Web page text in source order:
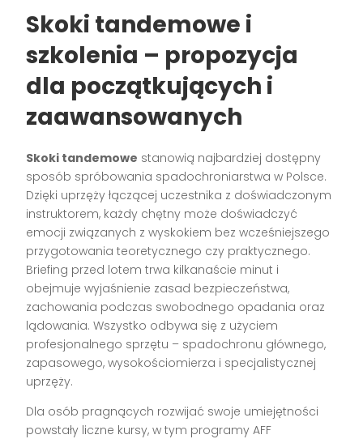
Skoki tandemowe i
szkolenia – propozycja
dla początkujących i
zaawansowanych
Skoki tandemowe stanowią najbardziej dostępny
sposób spróbowania spadochroniarstwa w Polsce.
Dzięki uprzęży łączącej uczestnika z doświadczonym
instruktorem, każdy chętny może doświadczyć
emocji związanych z wyskokiem bez wcześniejszego
przygotowania teoretycznego czy praktycznego.
Briefing przed lotem trwa kilkanaście minut i
obejmuje wyjaśnienie zasad bezpieczeństwa,
zachowania podczas swobodnego opadania oraz
lądowania. Wszystko odbywa się z użyciem
profesjonalnego sprzętu – spadochronu głównego,
zapasowego, wysokościomierza i specjalistycznej
uprzęży.
Dla osób pragnących rozwijać swoje umiejętności
powstały liczne kursy, w tym programy AFF